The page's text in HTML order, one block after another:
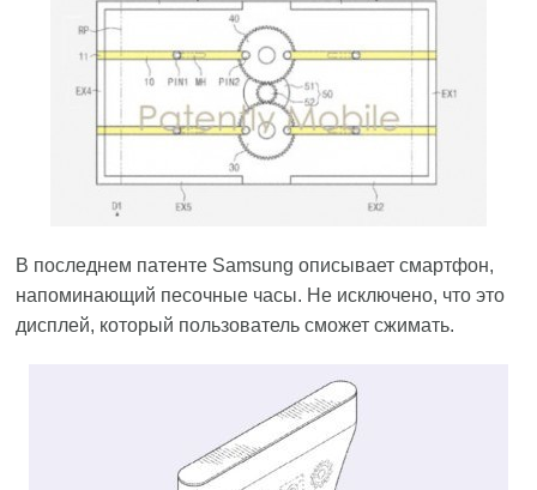
В последнем патенте Samsung описывает смартфон,
напоминающий песочные часы. Не исключено, что это
дисплей, который пользователь сможет сжимать.